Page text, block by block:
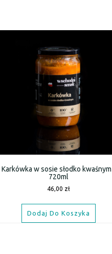
Karkówka w sosie słodko kwaśnym |
720ml
46,00 zł
Dodaj Do Koszyka